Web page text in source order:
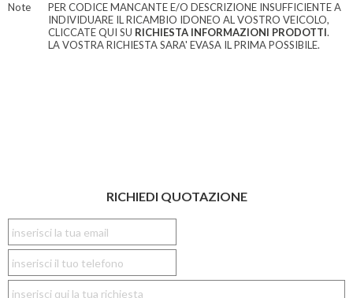
Note
PER CODICE MANCANTE E/O DESCRIZIONE INSUFFICIENTE A
INDIVIDUARE IL RICAMBIO IDONEO AL VOSTRO VEICOLO,
CLICCATE QUI SU RICHIESTA INFORMAZIONI PRODOTTI.
LA VOSTRA RICHIESTA SARA' EVASA IL PRIMA POSSIBILE.
RICHIEDI QUOTAZIONE